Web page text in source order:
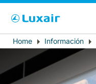
País de residencia
Breadcrumb
Home Información